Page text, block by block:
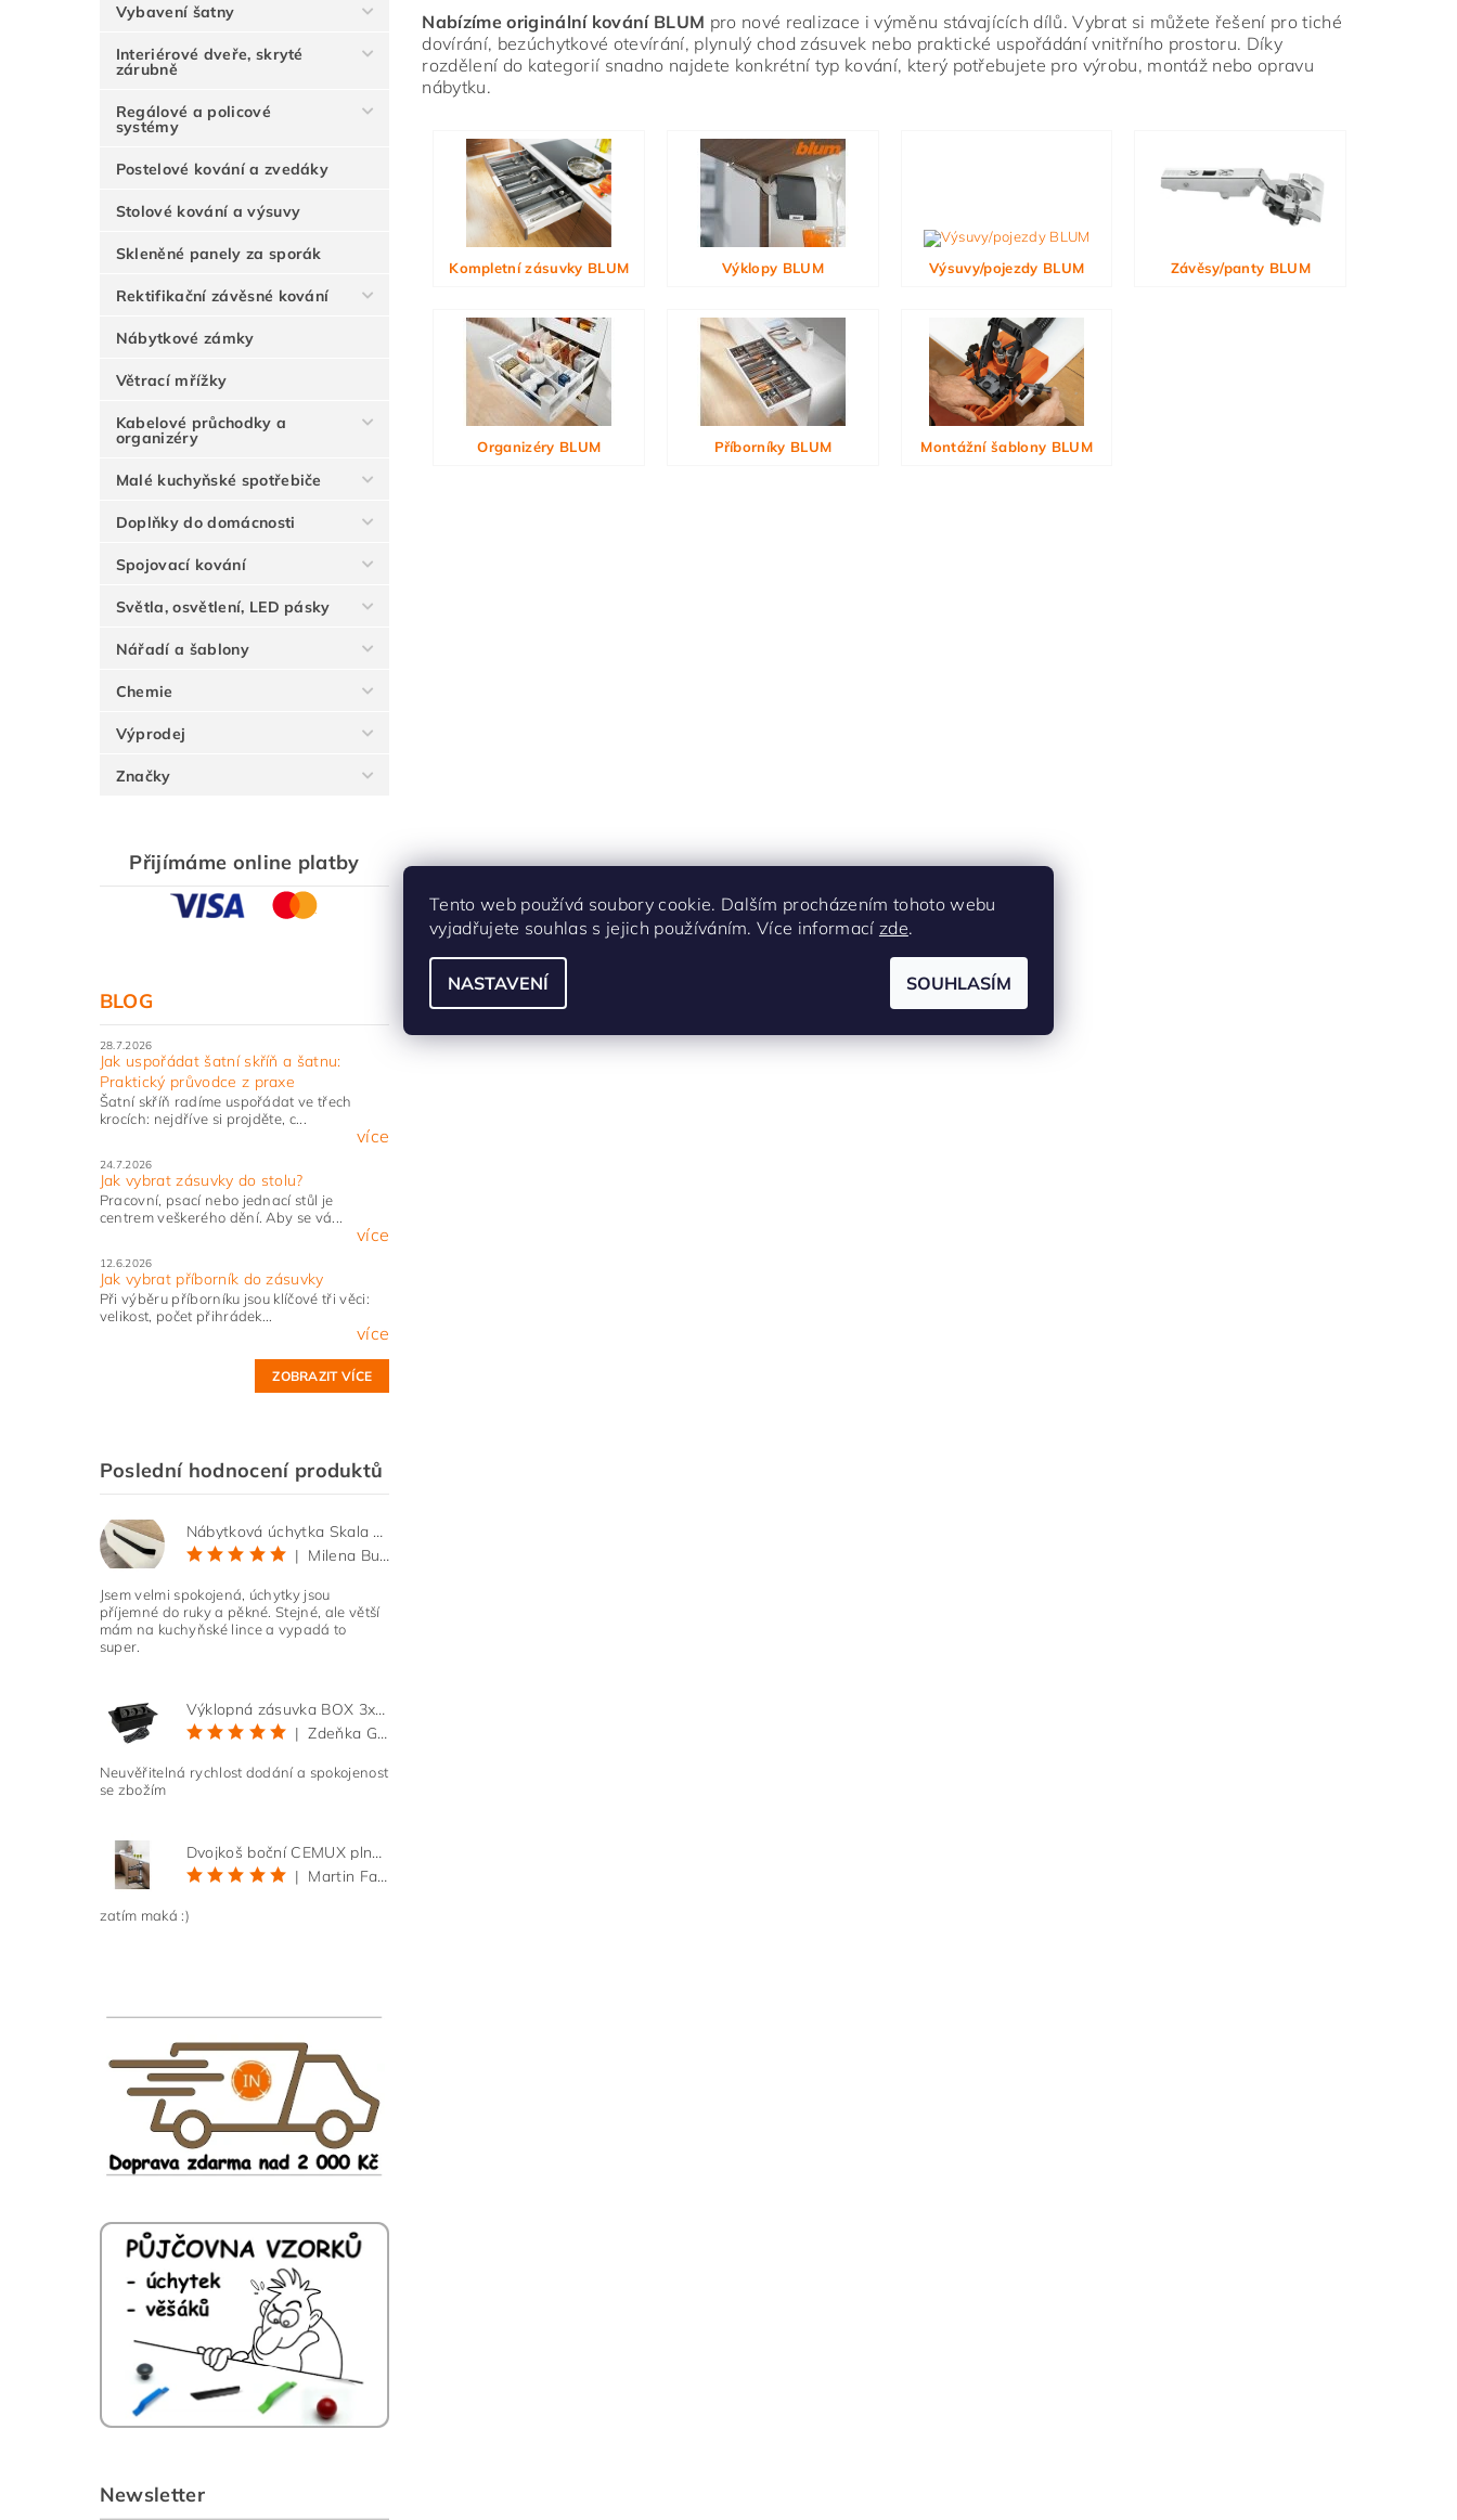
Vybavení šatny
Interiérové dveře, skryté
zárubně
Regálové a policové
systémy
Postelové kování a zvedáky
Stolové kování a výsuvy
Skleněné panely za sporák
Rektifikační závěsné kování
Nábytkové zámky
Větrací mřížky
Kabelové průchodky a
organizéry
Malé kuchyňské spotřebiče
Doplňky do domácnosti
Spojovací kování
Světla, osvětlení, LED pásky
Nářadí a šablony
Chemie
Výprodej
Značky
Přijímáme online platby
BLOG
28.7.2026
Jak uspořádat šatní skříň a šatnu:
Praktický průvodce z praxe
Šatní skříň radíme uspořádat ve třech
krocích: nejdříve si projděte, c...
více
24.7.2026
Jak vybrat zásuvky do stolu?
Pracovní, psací nebo jednací stůl je
centrem veškerého dění. Aby se vá...
více
12.6.2026
Jak vybrat příborník do zásuvky
Při výběru příborníku jsou klíčové tři věci:
velikost, počet přihrádek...
více
ZOBRAZIT VÍCE
Poslední hodnocení produktů
Nábytková úchytka Skala černá matná
|
Milena Bučková
Jsem velmi spokojená, úchytky jsou
příjemné do ruky a pěkné. Stejné, ale větší
mám na kuchyňské lince a vypadá to
super.
Výklopná zásuvka BOX 3x 230V s 3m kabelem - černá
|
Zdeňka Gold
Neuvěřitelná rychlost dodání a spokojenost
se zbožím
Dvojkoš boční CEMUX plné dno 3D, s tlumením antracit 200 mm
|
Martin Faltus
zatím maká :)
Newsletter
Vložením hodnocení souhlasíte s podmínkami ochrany osobních údajů
Nabízíme originální kování BLUM pro nové realizace i výměnu stávajících dílů. Vybrat si můžete řešení pro tiché
dovírání, bezúchytkové otevírání, plynulý chod zásuvek nebo praktické uspořádání vnitřního prostoru. Díky
rozdělení do kategorií snadno najdete konkrétní typ kování, který potřebujete pro výrobu, montáž nebo opravu
nábytku.
Kompletní zásuvky BLUM Výklopy BLUM Výsuvy/pojezdy BLUM Závěsy/panty BLUM
Organizéry BLUM Příborníky BLUM Montážní šablony BLUM
Tento web používá soubory cookie. Dalším procházením tohoto webu
vyjadřujete souhlas s jejich používáním. Více informací zde.
NASTAVENÍ SOUHLASÍM